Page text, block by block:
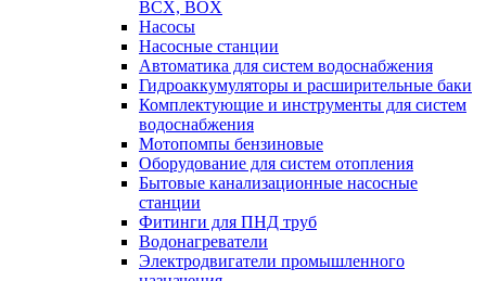
BCX, BOX
Насосы
Насосные станции
Автоматика для систем водоснабжения
Гидроаккумуляторы и расширительные баки
Комплектующие и инструменты для систем
водоснабжения
Мотопомпы бензиновые
Оборудование для систем отопления
Бытовые канализационные насосные
станции
Фитинги для ПНД труб
Водонагреватели
Электродвигатели промышленного